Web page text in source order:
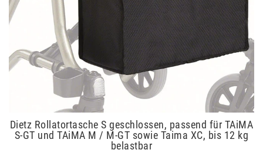
Dietz Rollatortasche S geschlossen, passend für TAiMA
S-GT und TAiMA M / M-GT sowie Taima XC, bis 12 kg
belastbar